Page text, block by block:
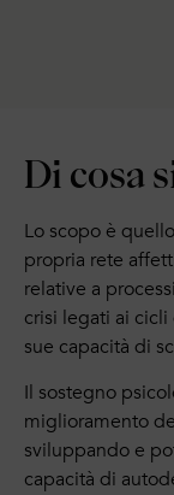
Di cosa
Lo scopo è
propria rete
relative a
crisi legati ai
sue capacità di
Il sostegno
miglioramento
sviluppando e
capacità di